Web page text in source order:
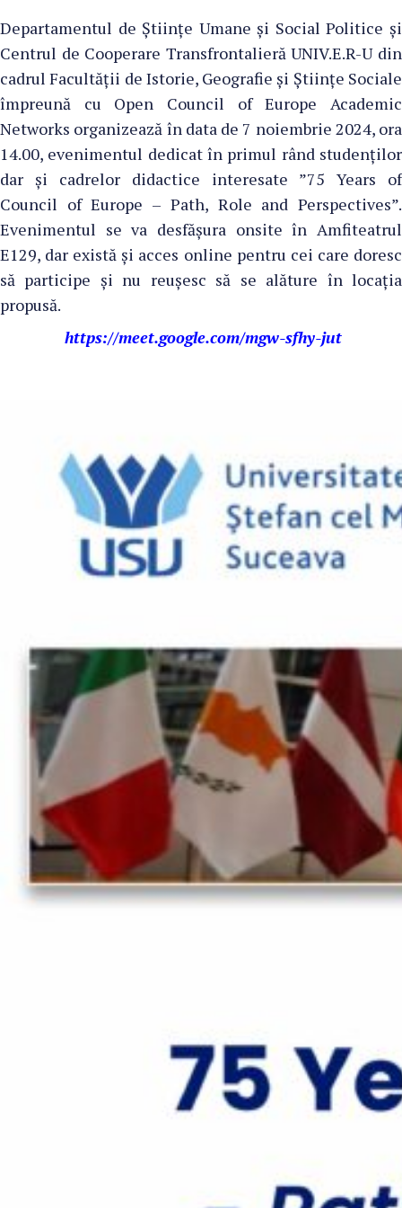
Departamentul de Științe Umane și Social Politice și
Centrul de Cooperare Transfrontalieră UNIV.E.R-U din
cadrul Facultății de Istorie, Geografie și Științe Sociale
împreună cu Open Council of Europe Academic
Networks organizează în data de 7 noiembrie 2024, ora
14.00, evenimentul dedicat în primul rând studenților
dar și cadrelor didactice interesate ”75 Years of
Council of Europe – Path, Role and Perspectives”.
Evenimentul se va desfășura onsite în Amfiteatrul
E129, dar există și acces online pentru cei care doresc
să participe și nu reușesc să se alăture în locația
propusă.
https://meet.google.com/mgw-sfhy-jut